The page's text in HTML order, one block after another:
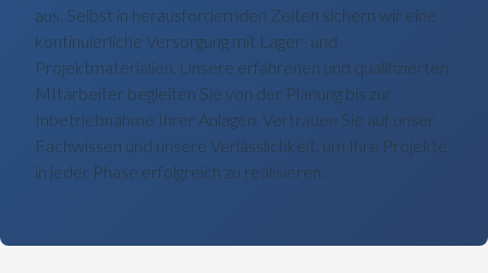
aus. Selbst in herausfordernden Zeiten sichern wir eine
kontinuierliche Versorgung mit Lager- und
Projektmaterialien. Unsere erfahrenen und qualifizierten
MItarbeiter begleiten Sie von der Planung bis zur
Inbetriebnahme Ihrer Anlagen. Vertrauen Sie auf unser
Fachwissen und unsere Verlässlichkeit, um Ihre Projekte
in jeder Phase erfolgreich zu realisieren.